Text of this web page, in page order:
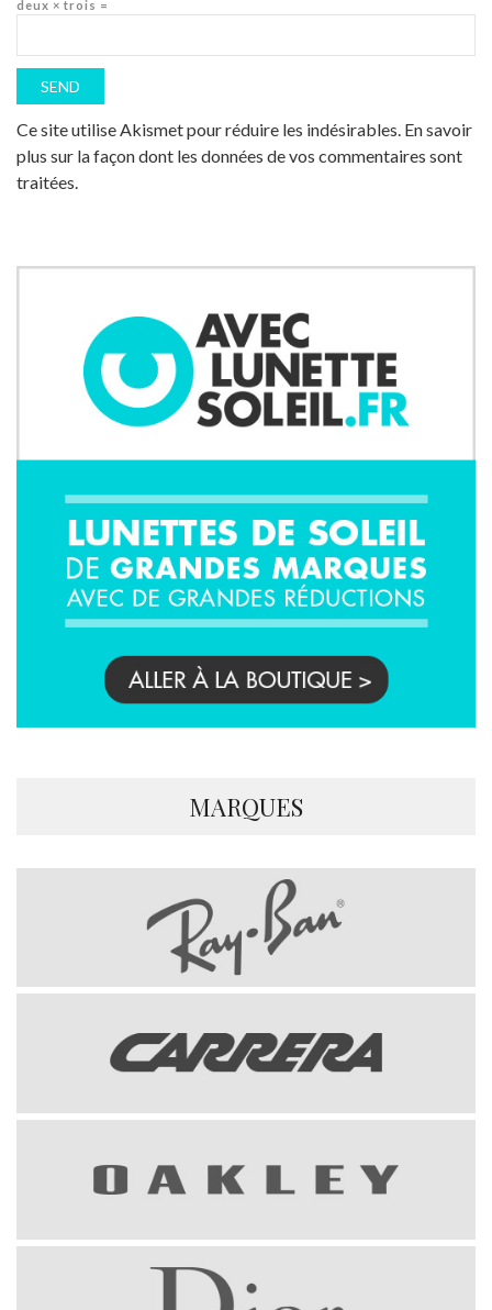
deux × trois =
Ce site utilise Akismet pour réduire les indésirables. En savoir
plus sur la façon dont les données de vos commentaires sont
traitées.
MARQUES